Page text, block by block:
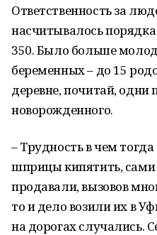
Ответственность за
насчитывалось порядка
350. Было больше
беременных – до 15
деревне, почитай, одни
новорожденного.
– Трудность в чем
шприцы кипятить, сами
продавали, вызовов
то и дело возили их в
на дорогах случались.